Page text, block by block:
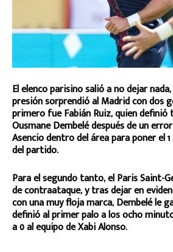
El elenco parisino salió a no dejar
presión sorprendió al Madrid con dos
primero fue Fabián Ruiz, quien definió
Ousmane Dembelé después de un
Asencio dentro del área para poner el
del partido.
Para el segundo tanto, el Paris Saint-
de contraataque, y tras dejar en
con una muy floja marca, Dembelé le
definió al primer palo a los ocho
a 0 al equipo de Xabi Alonso.